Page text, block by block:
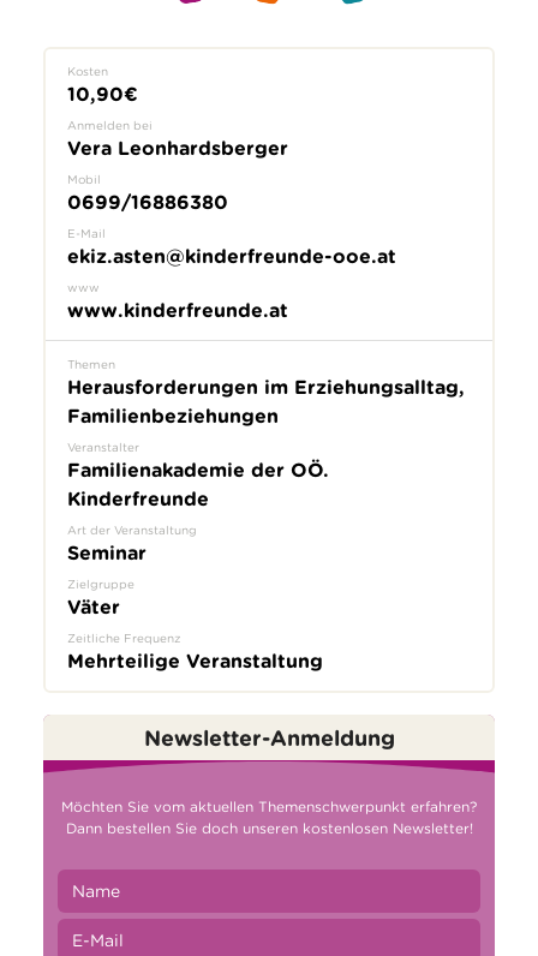
Kosten
10,90€
Anmelden bei
Vera Leonhardsberger
Mobil
0699/16886380
E-Mail
ekiz.asten@kinderfreunde-ooe.at
www
www.kinderfreunde.at
Themen
Herausforderungen im Erziehungsalltag,
Familienbeziehungen
Veranstalter
Familienakademie der OÖ.
Kinderfreunde
Art der Veranstaltung
Seminar
Zielgruppe
Väter
Zeitliche Frequenz
Mehrteilige Veranstaltung
Newsletter-Anmeldung
Möchten Sie vom aktuellen Themenschwerpunkt erfahren?
Dann bestellen Sie doch unseren kostenlosen Newsletter!